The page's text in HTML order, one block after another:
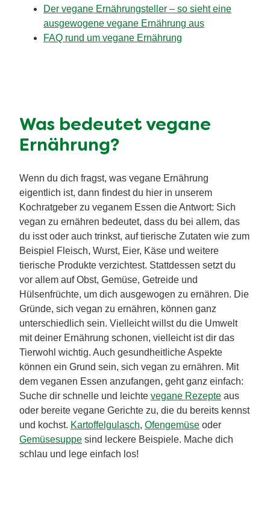
Der vegane Ernährungsteller – so sieht eine
ausgewogene vegane Ernährung aus
FAQ rund um vegane Ernährung
Was bedeutet vegane
Ernährung?
Wenn du dich fragst, was vegane Ernährung
eigentlich ist, dann findest du hier in unserem
Kochratgeber zu veganem Essen die Antwort: Sich
vegan zu ernähren bedeutet, dass du bei allem, das
du isst oder auch trinkst, auf tierische Zutaten wie zum
Beispiel Fleisch, Wurst, Eier, Käse und weitere
tierische Produkte verzichtest. Stattdessen setzt du
vor allem auf Obst, Gemüse, Getreide und
Hülsenfrüchte, um dich ausgewogen zu ernähren. Die
Gründe, sich vegan zu ernähren, können ganz
unterschiedlich sein. Vielleicht willst du die Umwelt
mit deiner Ernährung schonen, vielleicht ist dir das
Tierwohl wichtig. Auch gesundheitliche Aspekte
können ein Grund sein, sich vegan zu ernähren. Mit
dem veganen Essen anzufangen, geht ganz einfach:
Suche dir schnelle und leichte vegane Rezepte aus
oder bereite vegane Gerichte zu, die du bereits kennst
und kochst. Kartoffelgulasch, Ofengemüse oder
Gemüsesuppe sind leckere Beispiele. Mache dich
schlau und lege einfach los!